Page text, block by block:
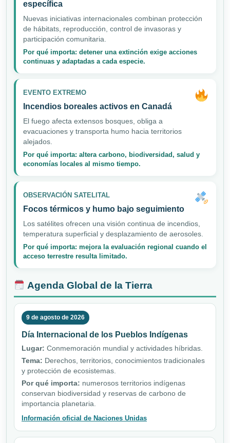
específica
Nuevas iniciativas internacionales combinan protección
de hábitats, reproducción, control de invasoras y
participación comunitaria.
Por qué importa: detener una extinción exige acciones
continuas y adaptadas a cada especie.
EVENTO EXTREMO
Incendios boreales activos en Canadá
El fuego afecta extensos bosques, obliga a
evacuaciones y transporta humo hacia territorios
alejados.
Por qué importa: altera carbono, biodiversidad, salud y
economías locales al mismo tiempo.
OBSERVACIÓN SATELITAL
Focos térmicos y humo bajo seguimiento
Los satélites ofrecen una visión continua de incendios,
temperatura superficial y desplazamiento de aerosoles.
Por qué importa: mejora la evaluación regional cuando el
acceso terrestre resulta limitado.
Agenda Global de la Tierra
9 de agosto de 2026
Día Internacional de los Pueblos Indígenas
Lugar: Conmemoración mundial y actividades híbridas.
Tema: Derechos, territorios, conocimientos tradicionales
y protección de ecosistemas.
Por qué importa: numerosos territorios indígenas
conservan biodiversidad y reservas de carbono de
importancia planetaria.
Información oficial de Naciones Unidas